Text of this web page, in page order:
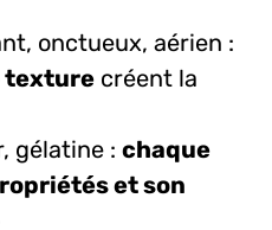
onctueux, aérien :
texture créent la
gélatine : chaque
et son